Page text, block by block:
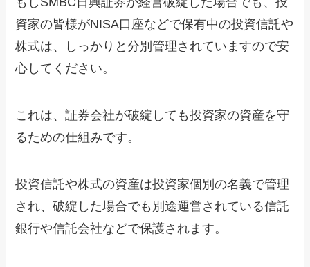
資家の皆様がNISA口座などで保有中の投資信託や
株式は、しっかりと分別管理されていますので安
心してください。
これは、証券会社が破綻しても投資家の資産を守
るための仕組みです。
投資信託や株式の資産は投資家個別の名義で管理
され、破綻した場合でも別途運営されている信託
銀行や信託会社などで保護されます。